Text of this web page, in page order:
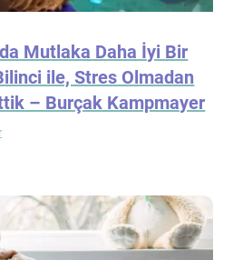
Mutlaka Daha İyi Bir
ile, Stres Olmadan
– Burçak Kampmayer